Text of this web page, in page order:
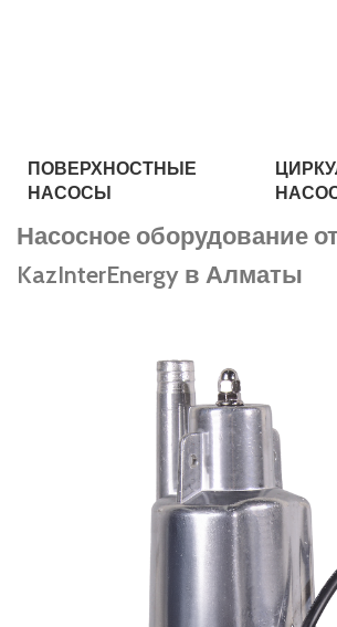
ПОВЕРХНОСТНЫЕ
НАСОСЫ
Насосное оборудование
KazInterEnergy в Алматы